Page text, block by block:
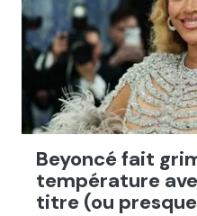
Beyoncé fait
température
titre (ou